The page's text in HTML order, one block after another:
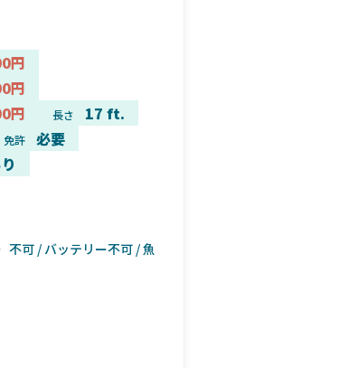
円
円
円 長さ 17 ft.
免許 必要
不可 / バッテリー不可 / 魚